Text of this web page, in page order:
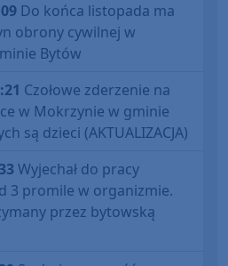
Do końca listopada ma
obrony cywilnej w
Bytów
Czołowe zderzenie na
w Mokrzynie w gminie
są dzieci (AKTUALIZACJA)
Wyjechał do pracy
3 promile w organizmie.
przez bytowską